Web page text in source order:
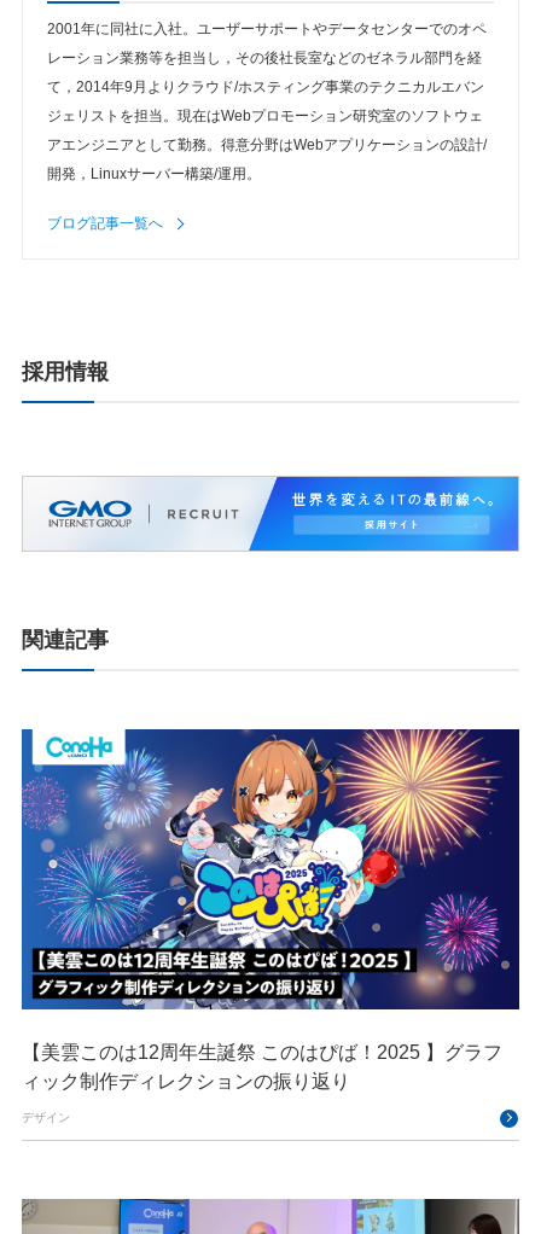
2001年に同社に入社。ユーザーサポートやデータセンターでのオペ
レーション業務等を担当し，その後社長室などのゼネラル部門を経
て，2014年9月よりクラウド/ホスティング事業のテクニカルエバン
ジェリストを担当。現在はWebプロモーション研究室のソフトウェ
アエンジニアとして勤務。得意分野はWebアプリケーションの設計/
開発，Linuxサーバー構築/運用。
ブログ記事一覧へ
採用情報
関連記事
【美雲このは12周年生誕祭 このはぴば！2025 】グラフ
ィック制作ディレクションの振り返り
デザイン